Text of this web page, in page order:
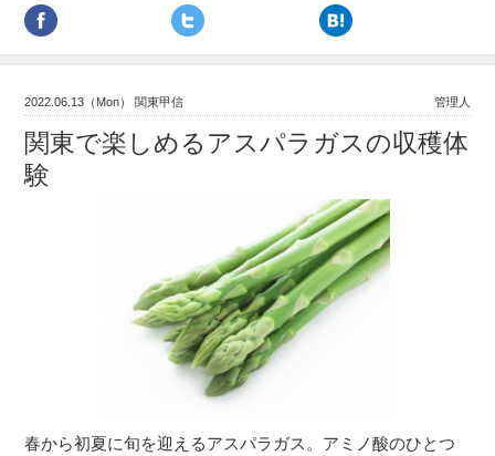
2022.06.13（Mon） 関東甲信 管理人
関東で楽しめるアスパラガスの収穫体
験
春から初夏に旬を迎えるアスパラガス。アミノ酸のひとつ